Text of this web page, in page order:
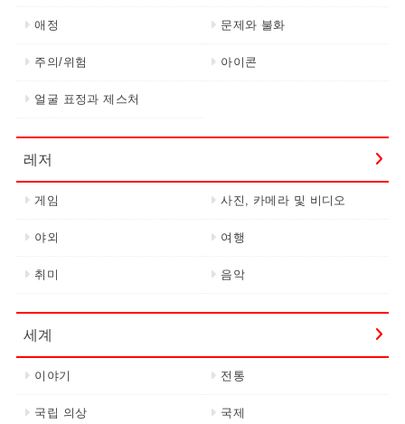
애정 문제와 불화
주의/위험 아이콘
얼굴 표정과 제스처
레저
게임 사진, 카메라 및 비디오
야외 여행
취미 음악
세계
이야기 전통
국립 의상 국제